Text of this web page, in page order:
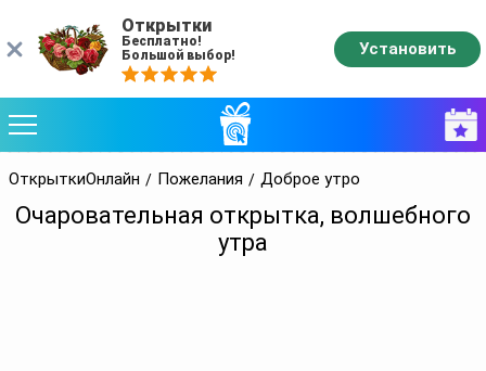
ОткрыткиОнлайн Пожелания Доброе утро
Очаровательная открытка, волшебного
утра
Открытки
Бесплатно!
Большой выбор!
Установить